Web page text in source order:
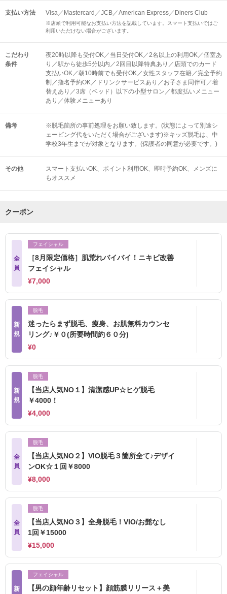
支払い方法 Visa／Mastercard／JCB／American Express／Diners Club
※店頭で利用可能なお支払い方法を記載しています。スマート支払いではご
利用いただけない場合がございます。
こだわり
条件
夜20時以降も受付OK／当日受付OK／2名以上の利用OK／個室あ
り／駅から徒歩5分以内／2回目以降特典あり／店頭でのカード
支払いOK／朝10時前でも受付OK／女性スタッフ在籍／完全予約
制／指名予約OK／ドリンクサービスあり／お子さま同伴可／着
替えあり／3席（ベッド）以下の小型サロン／都度払いメニュー
あり／体験メニューあり
備考
※脱毛箇所の事前処理をお願い致します。(状態によって別途シ
ェービング代をいただく場合がございます)※キッズ脱毛は、中
学校3年生までが対象となります。(保護者の同意が必要です。)
その他 スマート支払いOK ポイント利用OK 即時予約OK
メンズに
もオススメ
クーポン
全
員
フェイシャル
［8月限定価格］肌荒れバイバイ！ニキビ改善
フェイシャル
¥7,000
新
規
脱毛
迷ったらまず脱毛、痩身、お肌無料カウンセ
リング♪￥０(所要時間約６０分)
¥0
新
規
脱毛
【当店人気NO１】清潔感UP☆ヒゲ脱毛
￥4000！
¥4,000
全
員
脱毛
【当店人気NO２】VIO脱毛３箇所全て♪デザイ
ンOK☆１回￥8000
¥8,000
全
員
脱毛
【当店人気NO３】全身脱毛！VIO/お髭なし
1回￥15000
¥15,000
新
フェイシャル
【男の顔年齢リセット】顔筋膜リリース＋美